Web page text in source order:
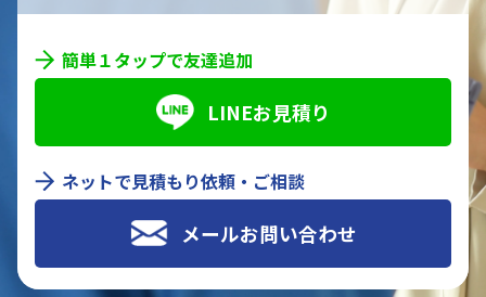
簡単１タップで友達追加
LINEお見積り
ネットで見積もり依頼・ご相談
メールお問い合わせ